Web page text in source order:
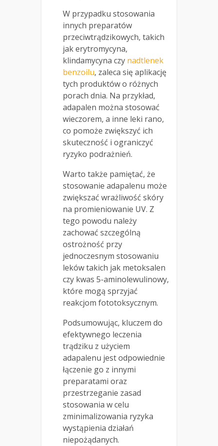
W przypadku stosowania
innych preparatów
przeciwtrądzikowych, takich
jak erytromycyna,
klindamycyna czy nadtlenek
benzoilu, zaleca się aplikację
tych produktów o różnych
porach dnia. Na przykład,
adapalen można stosować
wieczorem, a inne leki rano,
co pomoże zwiększyć ich
skuteczność i ograniczyć
ryzyko podrażnień.
Warto także pamiętać, że
stosowanie adapalenu może
zwiększać wrażliwość skóry
na promieniowanie UV. Z
tego powodu należy
zachować szczególną
ostrożność przy
jednoczesnym stosowaniu
leków takich jak metoksalen
czy kwas 5-aminolewulinowy,
które mogą sprzyjać
reakcjom fototoksycznym.
Podsumowując, kluczem do
efektywnego leczenia
trądziku z użyciem
adapalenu jest odpowiednie
łączenie go z innymi
preparatami oraz
przestrzeganie zasad
stosowania w celu
zminimalizowania ryzyka
wystąpienia działań
niepożądanych.